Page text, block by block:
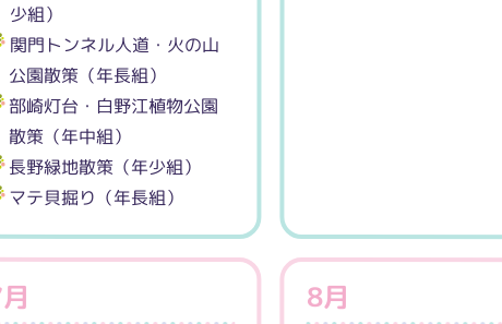
少組）
関門トンネル人道・火の山
公園散策（年長組）
部崎灯台・白野江植物公園
散策（年中組）
長野緑地散策（年少組）
マテ貝掘り（年長組）
8月